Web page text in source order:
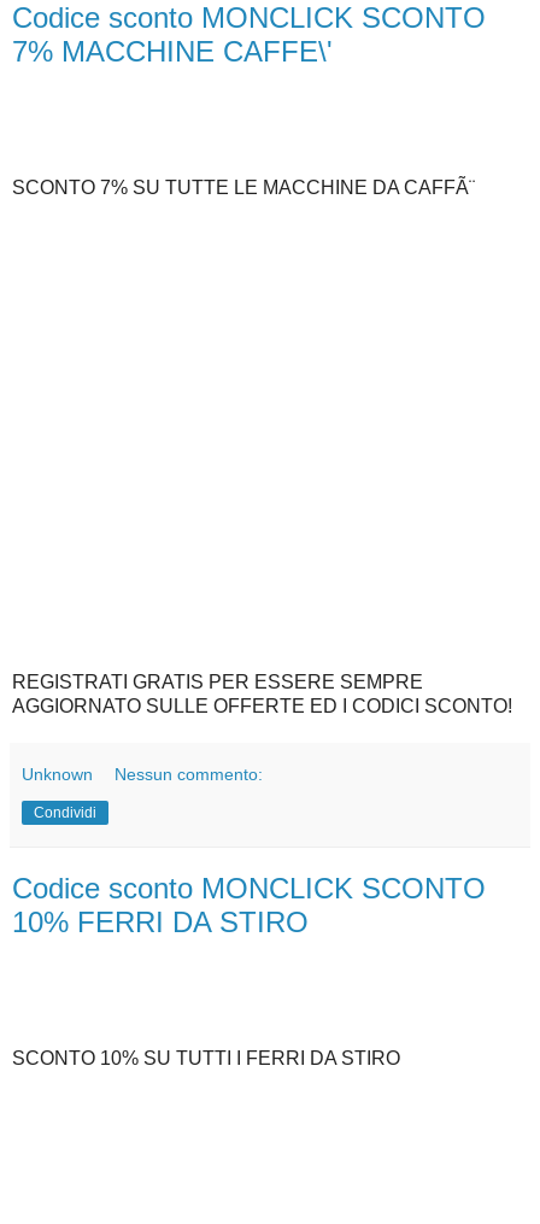
Codice sconto MONCLICK SCONTO
7% MACCHINE CAFFE\'
SCONTO 7% SU TUTTE LE MACCHINE DA CAFFÃ¨
REGISTRATI GRATIS PER ESSERE SEMPRE
AGGIORNATO SULLE OFFERTE ED I CODICI SCONTO!
Unknown Nessun commento:
Condividi
Codice sconto MONCLICK SCONTO
10% FERRI DA STIRO
SCONTO 10% SU TUTTI I FERRI DA STIRO